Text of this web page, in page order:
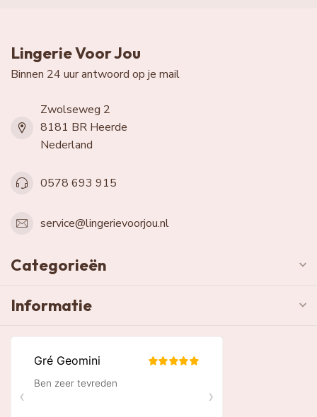
Lingerie Voor Jou
Binnen 24 uur antwoord op je mail
Zwolseweg 2
8181 BR Heerde
Nederland
0578 693 915
service@lingerievoorjou.nl
Categorieën
Informatie